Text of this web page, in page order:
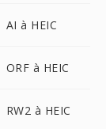
AI à HEIC
ORF à HEIC
RW2 à HEIC